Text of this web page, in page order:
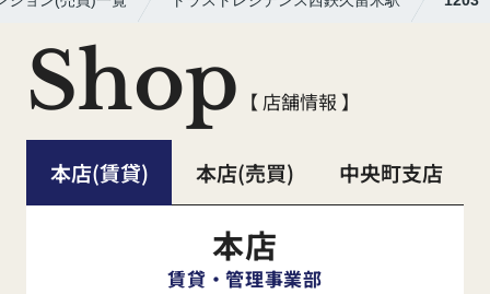
Shop 【 店舗情報 】
本店(賃貸) 本店(売買) 中央町支店
本店
賃貸・管理事業部